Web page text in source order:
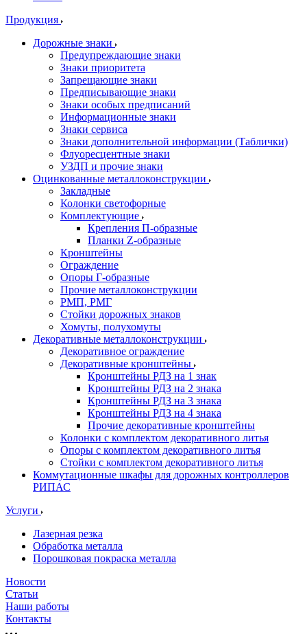
Продукция
Дорожные знаки
Предупреждающие знаки
Знаки приоритета
Запрещающие знаки
Предписывающие знаки
Знаки особых предписаний
Информационные знаки
Знаки сервиса
Знаки дополнительной информации (Таблички)
Флуоресцентные знаки
УЗДП и прочие знаки
Оцинкованные металлоконструкции
Закладные
Колонки светофорные
Комплектующие
Крепления П-образные
Планки Z-образные
Кронштейны
Ограждение
Опоры Г-образные
Прочие металлоконструкции
РМП, РМГ
Стойки дорожных знаков
Хомуты, полухомуты
Декоративные металлоконструкции
Декоративное ограждение
Декоративные кронштейны
Кронштейны РДЗ на 1 знак
Кронштейны РДЗ на 2 знака
Кронштейны РДЗ на 3 знака
Кронштейны РДЗ на 4 знака
Прочие декоративные кронштейны
Колонки с комплектом декоративного литья
Опоры с комплектом декоративного литья
Стойки с комплектом декоративного литья
Коммутационные шкафы для дорожных контроллеров
РИПАС
Услуги
Лазерная резка
Обработка металла
Порошковая покраска металла
Новости
Статьи
Наши работы
Контакты